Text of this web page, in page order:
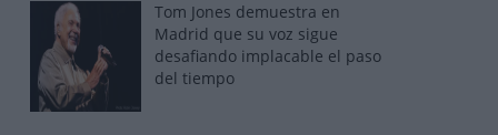
Tom Jones demuestra en
Madrid que su voz sigue
desafiando implacable el paso
del tiempo